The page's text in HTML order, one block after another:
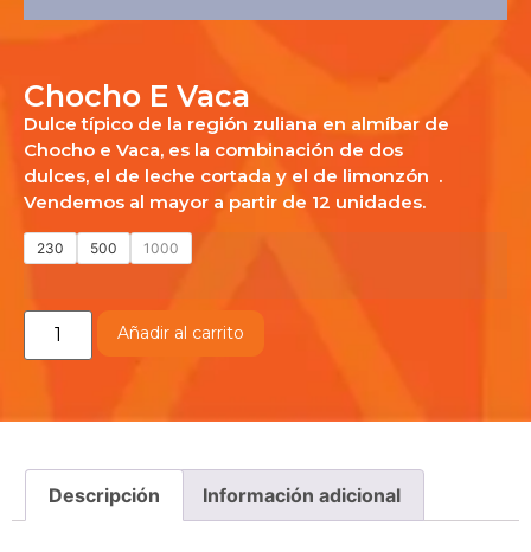
Chocho E Vaca
Dulce típico de la región zuliana en almíbar de
Chocho e Vaca, es la combinación de dos
dulces, el de leche cortada y el de limonzón .
Vendemos al mayor a partir de 12 unidades.
230 500 1000
Añadir al carrito
Descripción Información adicional